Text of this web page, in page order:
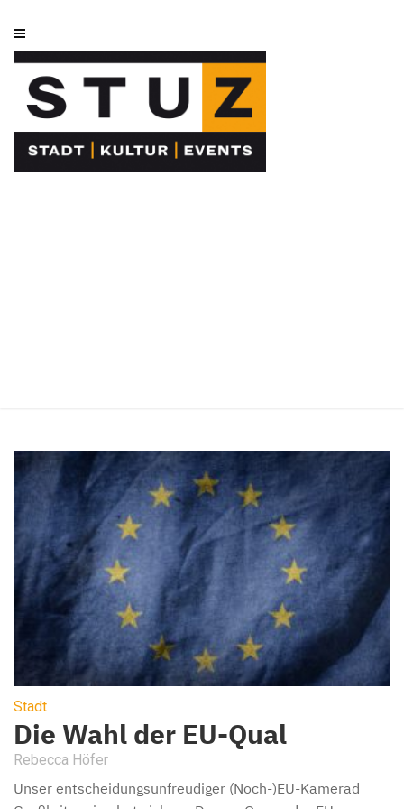
Stadt
Die Wahl der EU-Qual
Rebecca Höfer
Unser entscheidungsunfreudiger (Noch-)EU-Kamerad